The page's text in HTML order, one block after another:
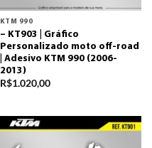
KTM 990
– KT903 | Gráfico
Personalizado moto off-road
| Adesivo KTM 990 (2006-
2013)
R$1.020,00